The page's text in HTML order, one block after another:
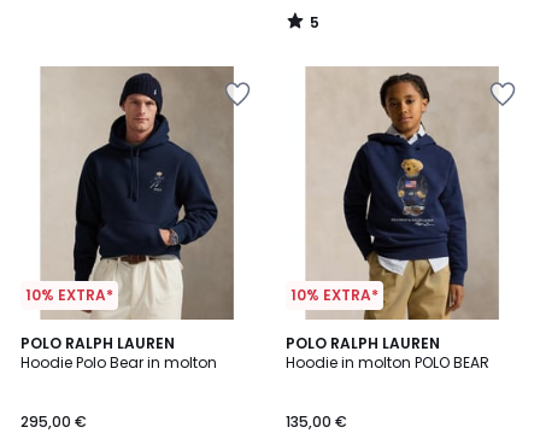
5
/
10% EXTRA*
POLO RALPH LAUREN
Hoodie Polo Bear in molton
295,00 €
10% EXTRA*
POLO RALPH LAUREN
Hoodie in molton POLO BEAR
135,00 €